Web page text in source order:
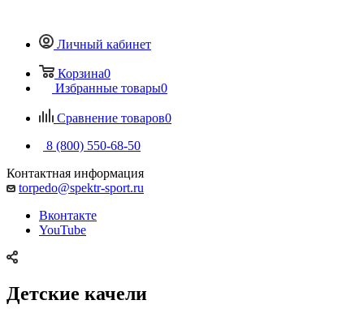
Личный кабинет
Корзина0
Избранные товары0
Сравнение товаров0
8 (800) 550-68-50
Контактная информация
torpedo@spektr-sport.ru
Вконтакте
YouTube
Детские качели